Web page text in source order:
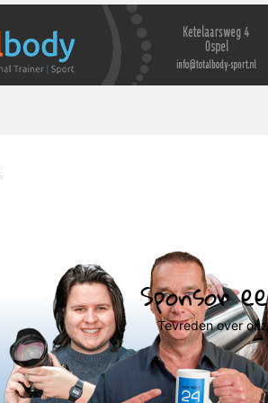
Sponsor
Tevreden over